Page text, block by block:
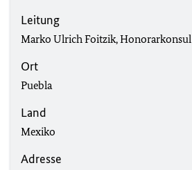
Leitung
Marko Ulrich Foitzik, Honorarkonsul
Ort
Puebla
Land
Mexiko
Adresse